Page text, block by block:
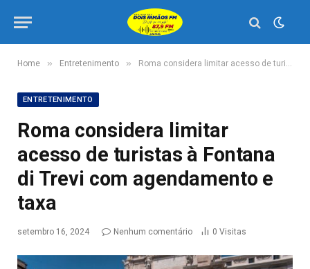
Home » Entretenimento » Roma considera limitar acesso de turistas à Fontana di Trevi com agendamento e taxa
ENTRETENIMENTO
Roma considera limitar
acesso de turistas à Fontana
di Trevi com agendamento e
taxa
setembro 16, 2024 Nenhum comentário 0 Visitas